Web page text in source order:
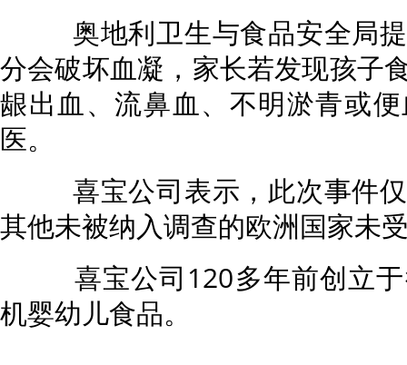
奥地利卫生与食品安全局
分会破坏血凝，家长若发现孩子
龈出血、流鼻血、不明淤青或
医。
喜宝公司表示，此次事件
其他未被纳入调查的欧洲国家未
喜宝公司120多年前创立
机婴幼儿食品。